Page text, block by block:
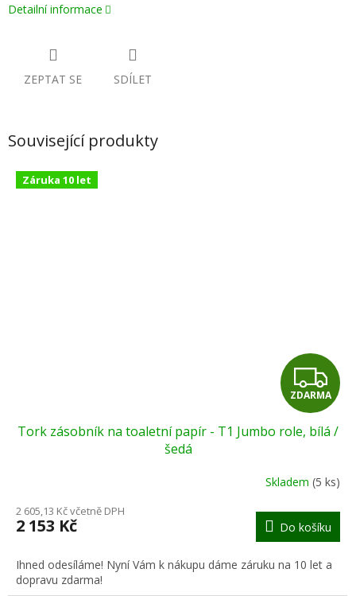
Detailní informace
ZEPTAT SE SDÍLET
Související produkty
Záruka 10 let
Z
D
A
R
M
A
ZDARMA
Tork zásobník na toaletní papír - T1 Jumbo role, bílá /
šedá
Skladem (5 ks)
2 605,13 Kč včetně DPH
2 153 Kč Do košíku
Ihned odesíláme! Nyní Vám k nákupu dáme záruku na 10 let a
dopravu zdarma!